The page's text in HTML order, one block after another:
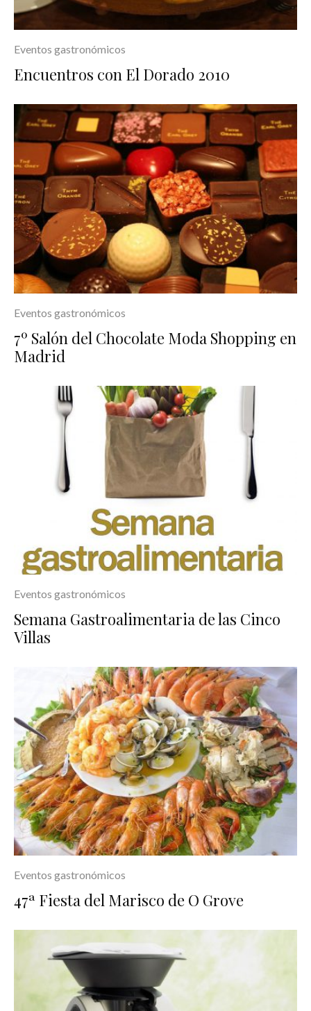
Eventos gastronómicos
Encuentros con El Dorado 2010
Eventos gastronómicos
7º Salón del Chocolate Moda Shopping en
Madrid
Eventos gastronómicos
Semana Gastroalimentaria de las Cinco
Villas
Eventos gastronómicos
47ª Fiesta del Marisco de O Grove